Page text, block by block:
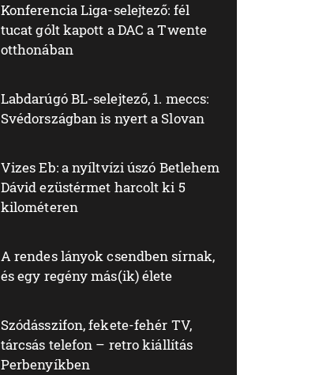
Konferencia Liga-selejtező: fél
tucat gólt kapott a DAC a Twente
otthonában
Labdarúgó BL-selejtező, 1. meccs:
Svédországban is nyert a Slovan
Vizes Eb: a nyíltvízi úszó Betlehem
Dávid ezüstérmet harcolt ki 5
kilométeren
A rendes lányok csendben sírnak,
és egy regény más(ik) élete
Szódásszifon, fekete-fehér TV,
tárcsás telefon – retro kiállítás
Perbenyíkben